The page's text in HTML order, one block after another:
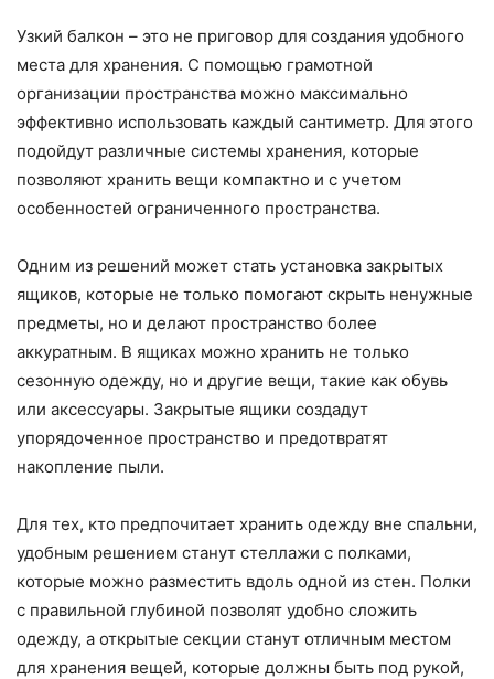
Узкий балкон – это не приговор для создания удобного
места для хранения. С помощью грамотной
организации пространства можно максимально
эффективно использовать каждый сантиметр. Для этого
подойдут различные системы хранения, которые
позволяют хранить вещи компактно и с учетом
особенностей ограниченного пространства.
Одним из решений может стать установка закрытых
ящиков, которые не только помогают скрыть ненужные
предметы, но и делают пространство более
аккуратным. В ящиках можно хранить не только
сезонную одежду, но и другие вещи, такие как обувь
или аксессуары. Закрытые ящики создадут
упорядоченное пространство и предотвратят
накопление пыли.
Для тех, кто предпочитает хранить одежду вне спальни,
удобным решением станут стеллажи с полками,
которые можно разместить вдоль одной из стен. Полки
с правильной глубиной позволят удобно сложить
одежду, а открытые секции станут отличным местом
для хранения вещей, которые должны быть под рукой,